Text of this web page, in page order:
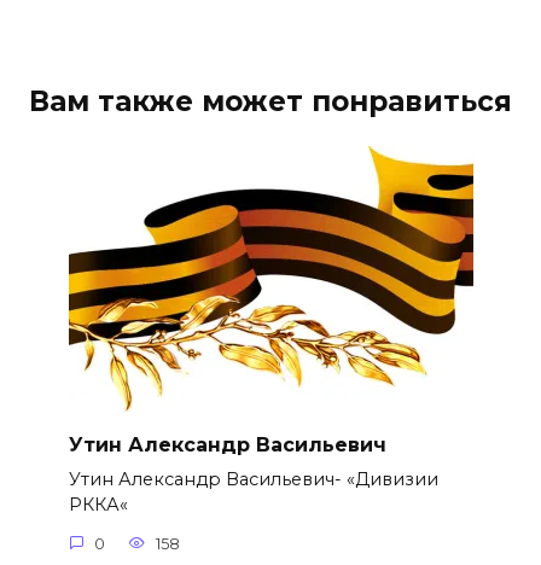
Вам также может понравиться
Утин Александр Васильевич
Утин Александр Васильевич- «Дивизии
РККА«
0 158